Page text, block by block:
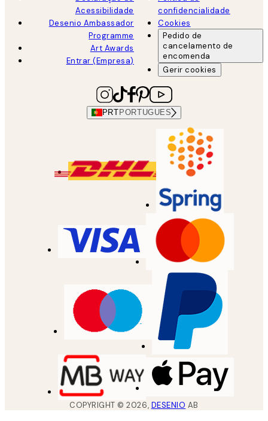
Acessibilidade
Desenio Ambassador
Programme
Art Awards
Entrar (Empresa)
confidencialidade
Cookies
Pedido de
cancelamento de
encomenda
Gerir cookies
PRT PORTUGUES
COPYRIGHT ©2026, DESENIO AB